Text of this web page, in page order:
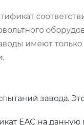
имеют
завода.
EAC на данную